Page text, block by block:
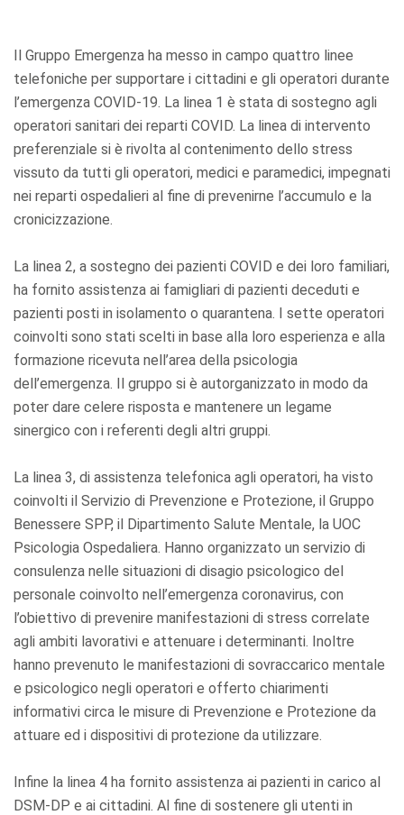
Il Gruppo Emergenza ha messo in campo quattro linee
telefoniche per supportare i cittadini e gli operatori durante
l’emergenza COVID-19. La linea 1 è stata di sostegno agli
operatori sanitari dei reparti COVID. La linea di intervento
preferenziale si è rivolta al contenimento dello stress
vissuto da tutti gli operatori, medici e paramedici, impegnati
nei reparti ospedalieri al fine di prevenirne l’accumulo e la
cronicizzazione.
La linea 2, a sostegno dei pazienti COVID e dei loro familiari,
ha fornito assistenza ai famigliari di pazienti deceduti e
pazienti posti in isolamento o quarantena. I sette operatori
coinvolti sono stati scelti in base alla loro esperienza e alla
formazione ricevuta nell’area della psicologia
dell’emergenza. Il gruppo si è autorganizzato in modo da
poter dare celere risposta e mantenere un legame
sinergico con i referenti degli altri gruppi.
La linea 3, di assistenza telefonica agli operatori, ha visto
coinvolti il Servizio di Prevenzione e Protezione, il Gruppo
Benessere SPP, il Dipartimento Salute Mentale, la UOC
Psicologia Ospedaliera. Hanno organizzato un servizio di
consulenza nelle situazioni di disagio psicologico del
personale coinvolto nell’emergenza coronavirus, con
l’obiettivo di prevenire manifestazioni di stress correlate
agli ambiti lavorativi e attenuare i determinanti. Inoltre
hanno prevenuto le manifestazioni di sovraccarico mentale
e psicologico negli operatori e offerto chiarimenti
informativi circa le misure di Prevenzione e Protezione da
attuare ed i dispositivi di protezione da utilizzare.
Infine la linea 4 ha fornito assistenza ai pazienti in carico al
DSM-DP e ai cittadini. Al fine di sostenere gli utenti in